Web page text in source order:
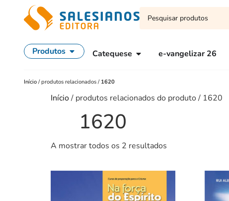
Produtos Catequese e-vangelizar 26
Início /produtos relacionados / 1620
Início/ produtos relacionados do produto / 1620
1620
A mostrar todos os 2 resultados